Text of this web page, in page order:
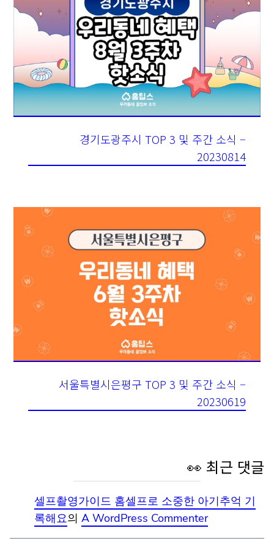
경기도광주시 TOP 3 및 주간 소식 –
20230814
서울특별시은평구 TOP 3 및 주간 소식 –
20230619
👀 최근 댓글
셀프촬영가이드 홈셀프로 소중한 아기추억 기
록해요의 A WordPress Commenter